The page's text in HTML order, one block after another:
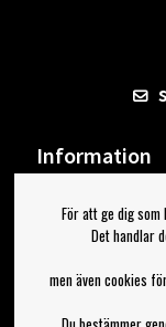
Information
Om Bengans
FAQ / Köp- &
Jag
För att ge dig som
Det handlar
men även cookies